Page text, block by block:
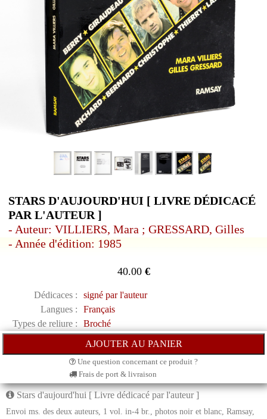
STARS D'AUJOURD'HUI [ LIVRE DÉDICACÉ
PAR L'AUTEUR ]
- Auteur: VILLIERS, Mara ; GRESSARD, Gilles
- Année d'édition: 1985
40.00€
Dédicaces :
signé par l'auteur
Langues :
Français
Types de reliure :
Broché
Une question concernant ce produit ?
Frais de port & livraison
Stars d'aujourd'hui [ Livre dédicacé par l'auteur ]
Envoi ms. des deux auteurs, 1 vol. in-4 br., photos noir et blanc, Ramsay,